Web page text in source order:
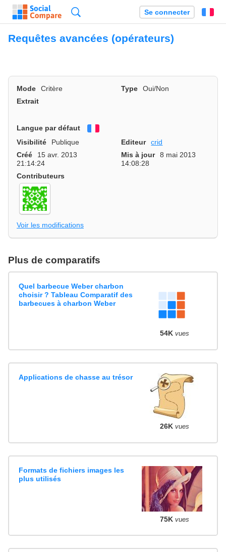
Se connecter
Requêtes avancées (opérateurs)
Mode Critère Type
Oui/Non
Extrait
Langue par défaut
Visibilité
Publique Editeur
crid
Créé
15 avr. 2013
21:14:24
Mis à jour
8 mai 2013
14:08:28
Contributeurs
Voir les modifications
Plus de comparatifs
Quel barbecue Weber charbon
choisir ? Tableau Comparatif des
barbecues à charbon Weber
54K vues
Applications de chasse au trésor
26K vues
Formats de fichiers images les
plus utilisés
75K vues